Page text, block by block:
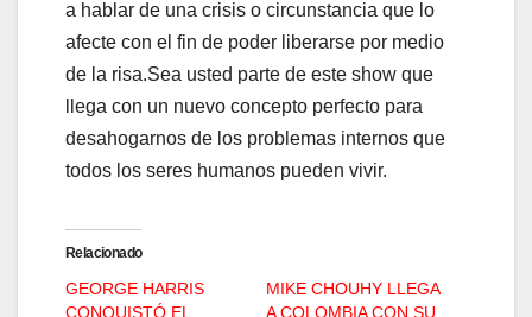
a hablar de una crisis o circunstancia que lo
afecte con el fin de poder liberarse por medio
de la risa.Sea usted parte de este show que
llega con un nuevo concepto perfecto para
desahogarnos de los problemas internos que
todos los seres humanos pueden vivir.
Relacionado
GEORGE HARRIS
CONQUISTÓ EL
MIKE CHOUHY LLEGA
A COLOMBIA CON SU